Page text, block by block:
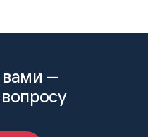
вами —